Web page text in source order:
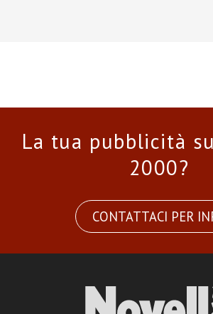
La tua pubblicità
2000?
CONTATTACI PER